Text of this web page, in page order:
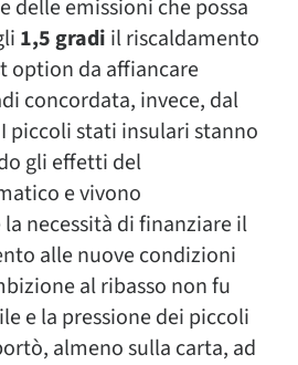
delle emissioni che possa
1,5 gradi il riscaldamento
option da affiancare
concordata, invece, dal
piccoli stati insulari stanno
gli effetti del
e vivono
necessità di finanziare il
alle nuove condizioni
al ribasso non fu
e la pressione dei piccoli
almeno sulla carta, ad